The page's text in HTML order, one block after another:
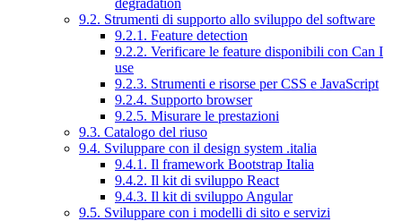
degradation
9.2. Strumenti di supporto allo sviluppo del software
9.2.1. Feature detection
9.2.2. Verificare le feature disponibili con Can I
use
9.2.3. Strumenti e risorse per CSS e JavaScript
9.2.4. Supporto browser
9.2.5. Misurare le prestazioni
9.3. Catalogo del riuso
9.4. Sviluppare con il design system .italia
9.4.1. Il framework Bootstrap Italia
9.4.2. Il kit di sviluppo React
9.4.3. Il kit di sviluppo Angular
9.5. Sviluppare con i modelli di sito e servizi